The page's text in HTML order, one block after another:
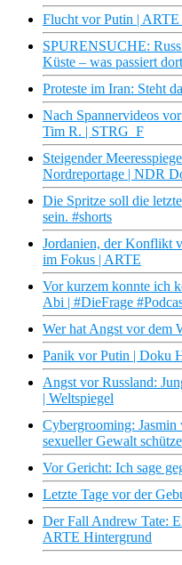
Flucht vor Putin | ARTE
SPURENSUCHE:
Küste – was passiert
Proteste im Iran: Steht
Nach Spannervideos
Tim R. | STRG_F
Steigender
Nordreportage | NDR
Die Spritze soll die
sein. #shorts
Jordanien, der Konflikt
im Fokus | ARTE
Vor kurzem konnte ich
Abi | #DieFrage
Wer hat Angst vor dem
Panik vor Putin | Doku
Angst vor Russland:
| Weltspiegel
Cybergrooming:
sexueller Gewalt
Vor Gericht: Ich sage
Letzte Tage vor der
Der Fall Andrew Tate:
ARTE Hintergrund